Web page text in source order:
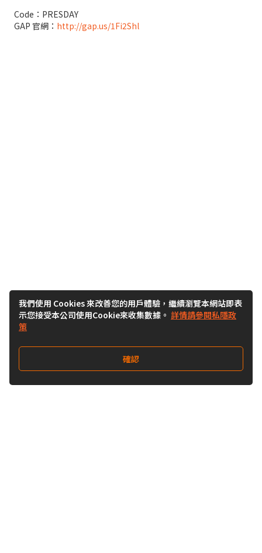
Code：PRESDAY
GAP 官網： http://gap.us/1Fi2Shl
我們使用 Cookies 來改善您的用戶體驗，繼續瀏覽本網站即表
示您接受本公司使用Cookie來收集數據。 詳情請參閱私隱政
策
確認